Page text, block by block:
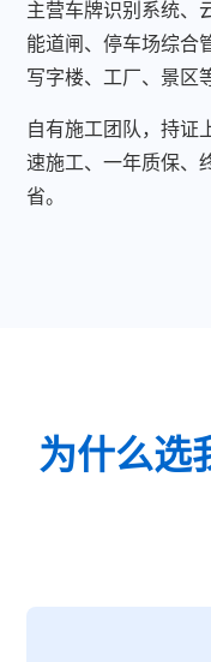
主营车牌识别系统、
能道闸、停车场综合
写字楼、工厂、景区
自有施工团队，持证
速施工、一年质保、
省。
为什么选